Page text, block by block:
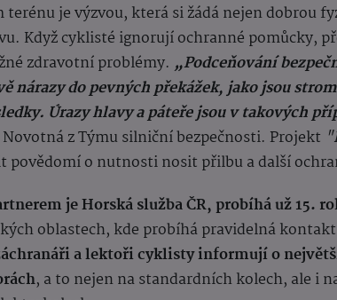
terénu je výzvou, která si žádá nejen dobrou
Když cyklisté ignorují ochranné pomůcky,
zdravotní problémy. „Podceňování
nárazy do pevných překážek, jako jsou
Úrazy hlavy a páteře jsou v takových
z Týmu silniční bezpečnosti. Projekt "
povědomí o nutnosti nosit přilbu a další
je Horská služba ČR, probíhá už 15.
oblastech, kde probíhá pravidelná
a lektoři cyklisty informují o
, a to nejen na standardních kolech, ale i